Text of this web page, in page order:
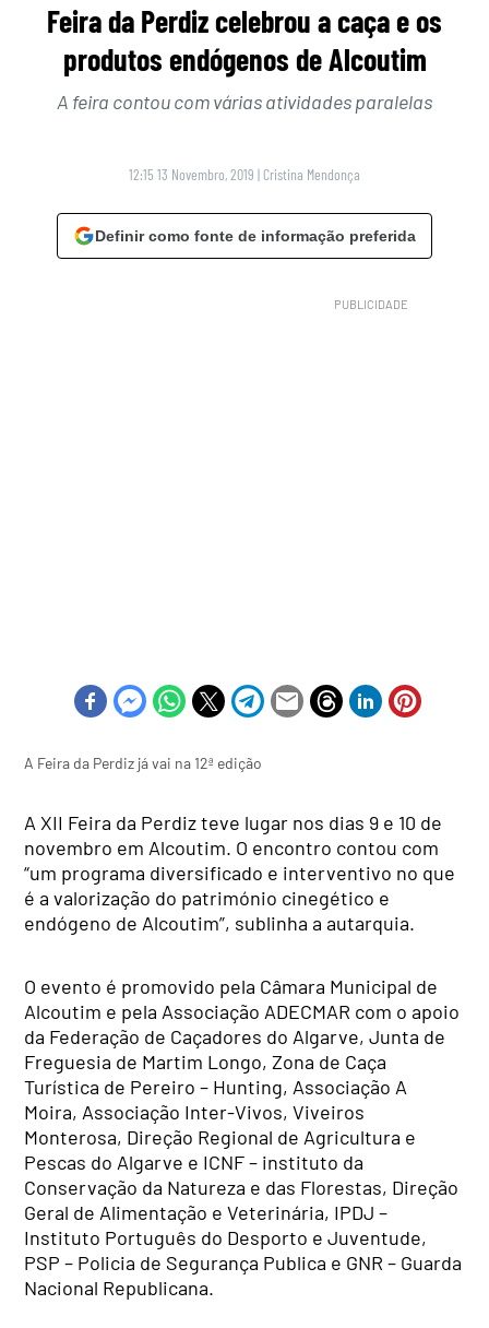
Feira da Perdiz celebrou a caça e os
produtos endógenos de Alcoutim
A feira contou com várias atividades paralelas
12:15 13 Novembro, 2019 | Cristina Mendonça
Definir como fonte de informação preferida
A Feira da Perdiz já vai na 12ª edição
A XII Feira da Perdiz teve lugar nos dias 9 e 10 de
novembro em Alcoutim. O encontro contou com
“um programa diversificado e interventivo no que
é a valorização do património cinegético e
endógeno de Alcoutim”, sublinha a autarquia.
O evento é promovido pela Câmara Municipal de
Alcoutim e pela Associação ADECMAR com o apoio
da Federação de Caçadores do Algarve, Junta de
Freguesia de Martim Longo, Zona de Caça
Turística de Pereiro – Hunting, Associação A
Moira, Associação Inter-Vivos, Viveiros
Monterosa, Direção Regional de Agricultura e
Pescas do Algarve e ICNF – instituto da
Conservação da Natureza e das Florestas, Direção
Geral de Alimentação e Veterinária, IPDJ –
Instituto Português do Desporto e Juventude,
PSP – Policia de Segurança Publica e GNR – Guarda
Nacional Republicana.